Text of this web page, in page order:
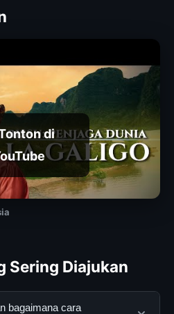
di
Sering Diajukan
bagaimana cara